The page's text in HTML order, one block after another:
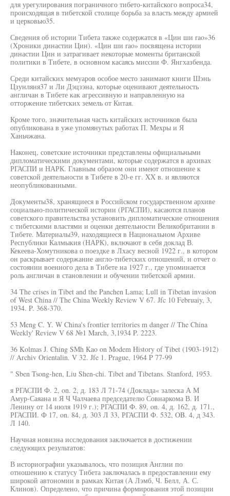
для урегулирования пограничного тибето-китайского вопроса34,
происходящая в тибетской столице борьба за власть между армией
и церковью35.
Сведения об истории Тибета также содержатся в «Цин ши rao»36
(Хроники династии Цин). «Цин ши rao» посвящена истории
династии Цин и затрагивает некоторые моменты британской
политики в Тибете, в основном касаясь миссии Ф. Янгхазбенда.
Среди китайских мемуаров особое место занимают книги Шэнь
Цзунляня37 и Ли Дэцзэна, которые оценивают деятельность
англичан в Тибете как агрессивную и направленную на
отторжение тибетских земель от Китая.
Кроме того, значительная часть китайских источников была
опубликована в уже упомянутых работах П. Мехры и Я
Ханьчжана.
Наконец, советские источники представлены официальными
дипломатическими документами, которые содержатся в архивах
РГАСПИ и НАРК. Главным образом они имеют отношение к
советской деятельности в Тибете в 20-е гг. XX в. и являются
неопубликованными.
Документы38, хранящиеся в Российском государственном архиве
социально-политической истории (РГАСПИ), касаются планов
советского правительства установить дипломатические отношения
с тибетскими властями и оценки деятельности Великобритании в
Тибете. Материалы39, находящиеся в Национальном Архиве
Республики Калмыкия (НАРК), включают в себя доклад В.
Кекеева-Хомутникова о поездке в Лхасу весной 1922 г., в котором
он раскрывает содержание англо-тибетских отношений, и отчет о
состоянии военного дела в Тибете на 1927 г., где упоминается
роль англичан в становлении и обучении тибетской армии.
34 The crises in Tibet and the Panchen Lama; Lull in Tibetan invasion
of West China // The China Weekly Review V 67. Jfc 10 Februaiy, 3,
1934. P. 368-370.
53 Meng C. Y. W China's frontier territories m danger // The China
Weekly' Review V 68 №1 March, 3,1934 P. 2223.
36 Kolmas J. Ching SMh Kao on Modem History of Tibet (1903-1912)
// Archiv Orientalin. V 32. Jfe 1. Prague, 1964 P 77-99
" Sben Tsong-hen, Liu Shen-chi. Tibet and Tibetans. Stanford, 1953.
я РГАСПИ Ф. 2, on. 2, д. 183 Л 71-74 (Доклада« залеска А М
Амур-Саяана и Я Ч Чалчаева председателю Совнаркома В. И
Ленину от 14 июля 1919 г.); РГАСПИ Ф. 89, on. 4, д. 162, д. 171.,
РГАСПИ. Ф 17, on. 84, д. 303 Л 33, РГАСПИ Ф. 532, OB. 4, д 343.
Л 140.
Научная новизна исследования заключается в достижении
следующих результатов:
В историографии указывалось, что позиция Англии по
отношению к статусу Тибета заключалась в предоставлении ему
широкой автономии в рамках Китая (А Лэмб, Ч. Белл, А. С.
Клинов). Определено, что причина формирования этой позиции